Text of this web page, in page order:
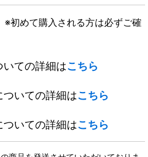
※初めて購入される方は必ずご確
ての詳細はこちら
いての詳細はこちら
いての詳細はこちら